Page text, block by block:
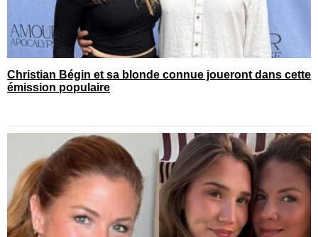
Christian Bégin et sa blonde connue joueront dans cette
émission populaire